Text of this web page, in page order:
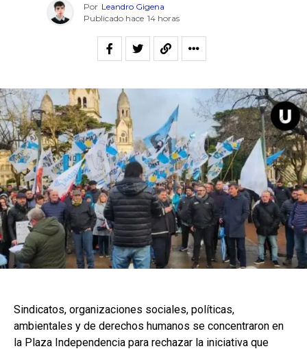
Por Leandro Gigena
Publicado hace 14 horas
Sindicatos, organizaciones sociales, políticas,
ambientales y de derechos humanos se concentraron en
la Plaza Independencia para rechazar la iniciativa que